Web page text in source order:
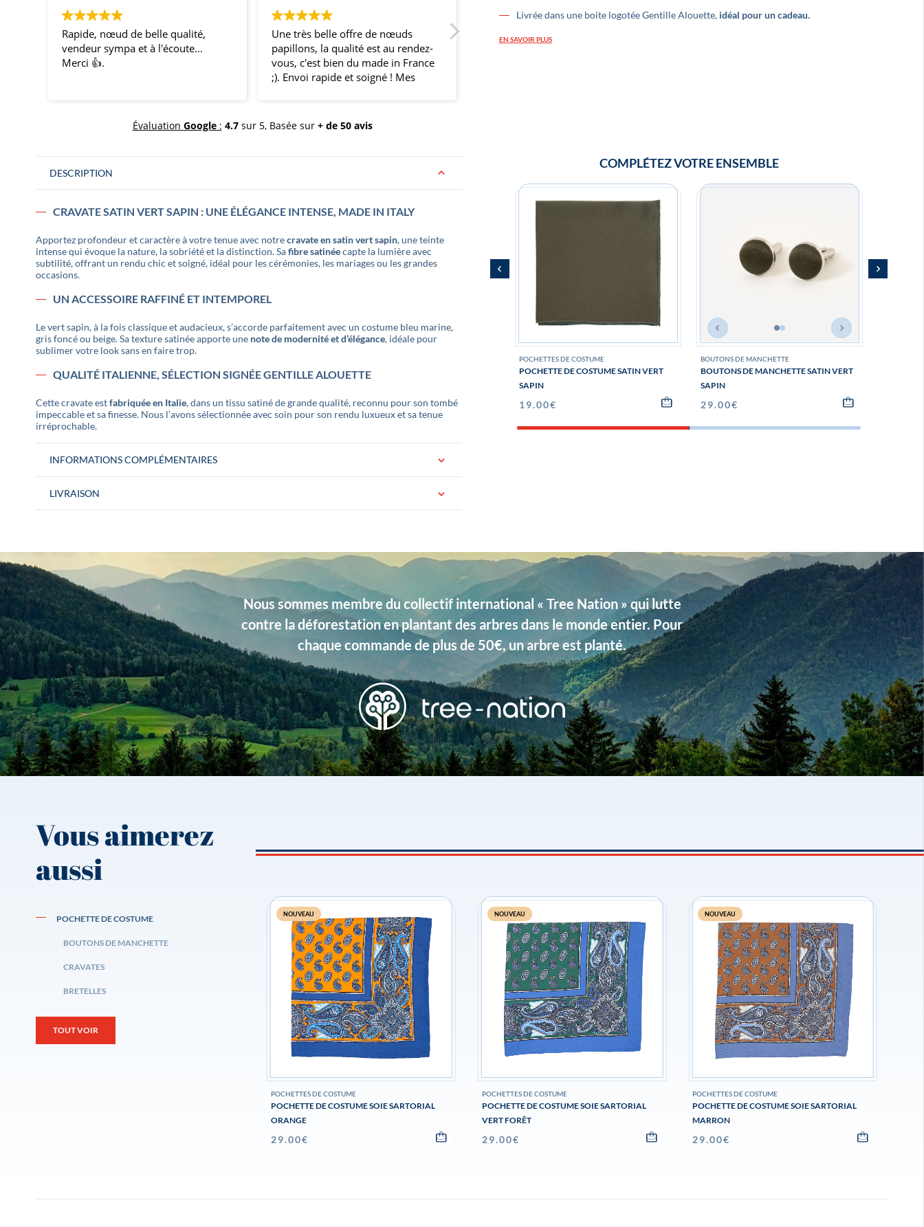
Rapide, nœud de belle qualité,
vendeur sympa et à l'écoute...
Merci 👍.
Une très belle offre de nœuds
papillons, la qualité est au rendez-
vous, c'est bien du made in France
;). Envoi rapide et soigné ! Mes
impression avec nos nœuds
Super noeud papillon et trés belle
Évaluation Google: 4.7sur 5, Basée sur + de 50 avis
Livrée dans une boite logotée Gentille Alouette, idéal pour un cadeau.
EN SAVOIR PLUS
DESCRIPTION
CRAVATE SATIN VERT SAPIN : UNE ÉLÉGANCE INTENSE, MADE IN ITALY
Apportez profondeur et caractère à votre tenue avec notrecravate en satin vert sapin, une teinte
intense qui évoque la nature, la sobriété et la distinction. Safibre satinéecapte la lumière avec
subtilité, offrant un rendu chic et soigné, idéal pour les cérémonies, les mariages ou les grandes
occasions.
UN ACCESSOIRE RAFFINÉ ET INTEMPOREL
Le vert sapin, à la fois classique et audacieux, s’accorde parfaitement avec un costume bleu marine,
gris foncé ou beige. Sa texture satinée apporte une note de modernité et d’élégance, idéale pour
sublimer votre look sans en faire trop.
QUALITÉ ITALIENNE, SÉLECTION SIGNÉE GENTILLE ALOUETTE
Cette cravate estfabriquée en Italie, dans un tissu satiné de grande qualité, reconnu pour son tombé
impeccable et sa finesse. Nous l’avons sélectionnée avec soin pour son rendu luxueux et sa tenue
irréprochable.
INFORMATIONS COMPLÉMENTAIRES
Largeur : 7 cm, Longueur : 146 cm
Conditionnement
La cravate est livrée dans une jolie boite logotée « Gentille Alouette » Idéal
Couleurs Vert
Type de produits Unis
LIVRAISON
COMPLÉTEZ VOTRE ENSEMBLE
POCHETTES DE COSTUME
POCHETTE DE COSTUME SATIN VERT
SAPIN
19.00€
BOUTONS DE MANCHETTE
BOUTONS DE MANCHETTE SATIN VERT
SAPIN
29.00€
Nous sommes membre du collectif international « Tree Nation » qui lutte
contre la déforestation en plantant des arbres dans le monde entier. Pour
chaque commande de plus de 50€, un arbre est planté.
Vous aimerez
aussi
POCHETTE DE COSTUME
BOUTONS DE MANCHETTE
CRAVATES
BRETELLES
TOUT VOIR
NOUVEAU
POCHETTES DE COSTUME
POCHETTE DE COSTUME SOIE SARTORIAL
ORANGE
29.00€
NOUVEAU
POCHETTES DE COSTUME
POCHETTE DE COSTUME SOIE SARTORIAL
VERT FORÊT
29.00€
NOUVEAU
POCHETTES DE COSTUME
POCHETTE DE COSTUME SOIE SARTORIAL
MARRON
29.00€